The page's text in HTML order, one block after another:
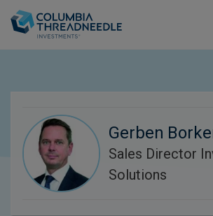
Gerben
Sales Director
Solutions